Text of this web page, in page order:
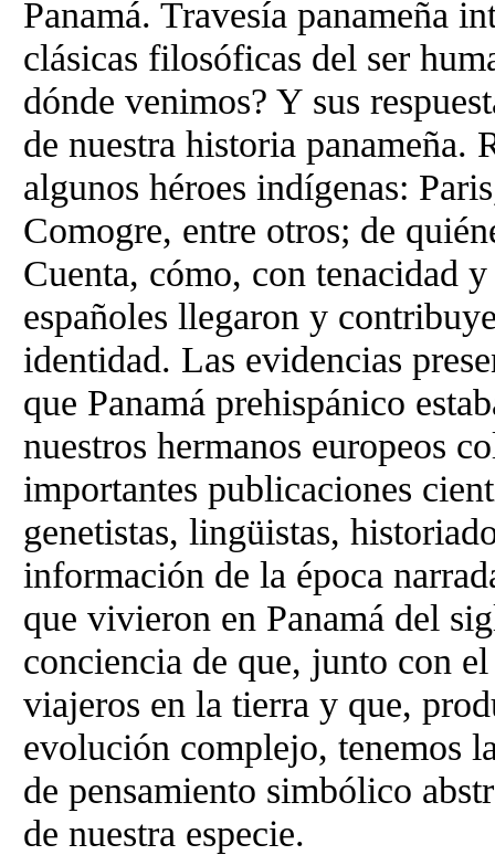
Panamá. Travesía panameña
clásicas filosóficas del ser
dónde venimos? Y sus
de nuestra historia panameña.
algunos héroes indígenas:
Comogre, entre otros; de
Cuenta, cómo, con tenacidad
españoles llegaron y
identidad. Las evidencias
que Panamá prehispánico
nuestros hermanos europeos
importantes publicaciones
genetistas, lingüistas,
información de la época
que vivieron en Panamá del
conciencia de que, junto con
viajeros en la tierra y que,
evolución complejo, tenemos
de pensamiento simbólico
de nuestra especie.